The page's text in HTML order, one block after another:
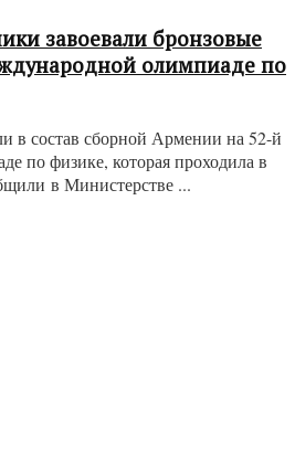
завоевали бронзовые
олимпиаде по
в состав сборной Армении на 52-й
по физике, которая проходила в
в Министерстве ...